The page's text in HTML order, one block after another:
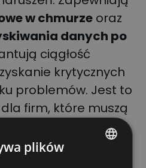
w chmurze oraz
danych po
ciągłość
krytycznych
problemów. Jest to
firm, które muszą
plików